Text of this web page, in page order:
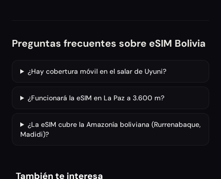
Preguntas frecuentes sobre eSIM Bolivia
¿Hay cobertura móvil en el salar de Uyuni?
¿Funcionará la eSIM en La Paz a 3.600 m?
¿La eSIM cubre la Amazonía boliviana (Rurrenabaque,
Madidi)?
También te interesa